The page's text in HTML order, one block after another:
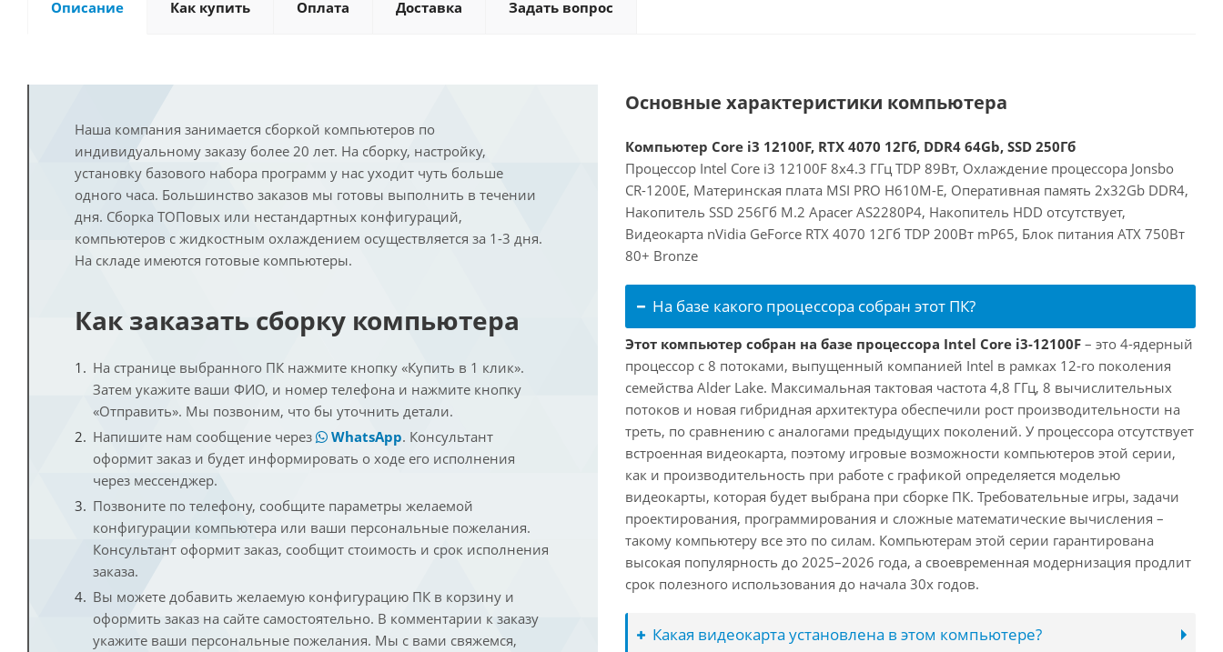
Описание Как купить Оплата Доставка Задать вопрос
Наша компания занимается сборкой компьютеров по
индивидуальному заказу более 20 лет. На сборку, настройку,
установку базового набора программ у нас уходит чуть больше
одного часа. Большинство заказов мы готовы выполнить в течении
дня. Сборка ТОПовых или нестандартных конфигураций,
компьютеров с жидкостным охлаждением осуществляется за 1-3 дня.
На складе имеются готовые компьютеры.
Как заказать сборку компьютера
На странице выбранного ПК нажмите кнопку «Купить в 1 клик».
Затем укажите ваши ФИО, и номер телефона и нажмите кнопку
«Отправить». Мы позвоним, что бы уточнить детали.
Напишите нам сообщение через
WhatsApp. Консультант
оформит заказ и будет информировать о ходе его исполнения
через мессенджер.
Позвоните по телефону, сообщите параметры желаемой
конфигурации компьютера или ваши персональные пожелания.
Консультант оформит заказ, сообщит стоимость и срок исполнения
заказа.
Вы можете добавить желаемую конфигурацию ПК в корзину и
оформить заказ на сайте самостоятельно. В комментарии к заказу
укажите ваши персональные пожелания. Мы с вами свяжемся,
Основные характеристики компьютера
Компьютер Core i3 12100F, RTX 4070 12Гб, DDR4 64Gb, SSD 250Гб
Процессор Intel Core i3 12100F 8x4.3 ГГц TDP 89Вт, Охлаждение процессора Jonsbo
CR-1200E, Материнская плата MSI PRO H610M-E, Оперативная память 2x32Gb DDR4,
Накопитель SSD 256Гб M.2 Apacer AS2280P4, Накопитель HDD отсутствует,
Видеокарта nVidia GeForce RTX 4070 12Гб TDP 200Вт mP65, Блок питания ATX 750Вт
80+ Bronze
На базе какого процессора собран этот ПК?
Этот компьютер собран на базе процессора Intel Core i3-12100F – это 4-ядерный
процессор с 8 потоками, выпущенный компанией Intel в рамках 12-го поколения
семейства Alder Lake. Максимальная тактовая частота 4,8 ГГц, 8 вычислительных
потоков и новая гибридная архитектура обеспечили рост производительности на
треть, по сравнению с аналогами предыдущих поколений. У процессора отсутствует
встроенная видеокарта, поэтому игровые возможности компьютеров этой серии,
как и производительность при работе с графикой определяется моделью
видеокарты, которая будет выбрана при сборке ПК. Требовательные игры, задачи
проектирования, программирования и сложные математические вычисления –
такому компьютеру все это по силам. Компьютерам этой серии гарантирована
высокая популярность до 2025–2026 года, а своевременная модернизация продлит
срок полезного использования до начала 30х годов.
Какая видеокарта установлена в этом компьютере?